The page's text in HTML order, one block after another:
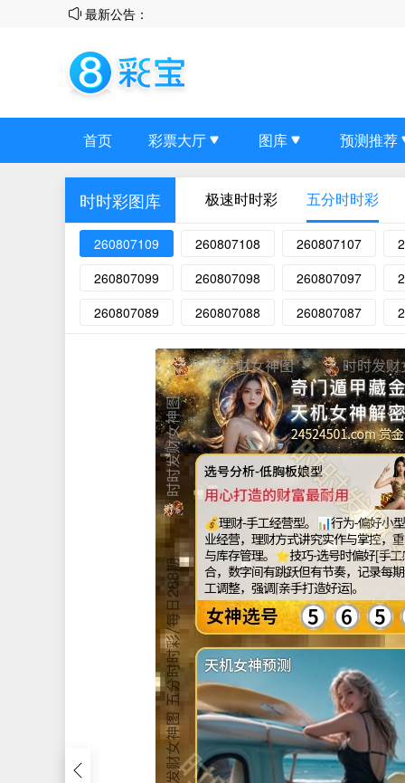
最新公告：
首页 彩票大厅 图库 预测推荐
时时彩图库 极速时时彩 五分时时彩
260807109 260807108 260807107
260807099
260807098 260807097
260807089
260807088 260807087
24524502.com 赏
选号分析-清纯文青型
美感，是资产的一部分
💰理财-小资理财型。📊行为-偏好定期
金、储蓄险，重视生活美感与期望财
财风格温和。⭐技巧-相信[美感与直觉]
选号参考当日科技新闻热词，並结合
或咖啡口味做灵感来源。
女神选号 3 2 8
天机女神预测